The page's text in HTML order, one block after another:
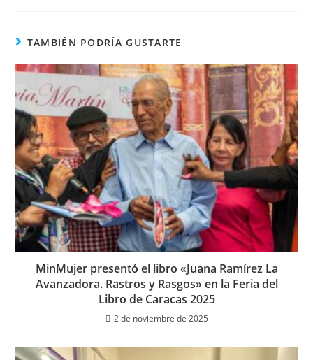
TAMBIÉN PODRÍA GUSTARTE
MinMujer presentó el libro «Juana Ramírez La
Avanzadora. Rastros y Rasgos» en la Feria del
Libro de Caracas 2025
2 de noviembre de 2025